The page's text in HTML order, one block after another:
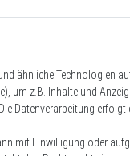
ähnliche Technologien
um z.B. Inhalte und
Datenverarbeitung
mit Einwilligung oder